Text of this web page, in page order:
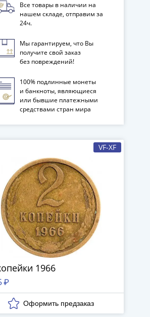
Все товары в наличии на
нашем складе, отправим за
24ч.
Мы гарантируем, что Вы
получите свой заказ
без повреждений!
100% подлинные монеты
и банкноты, являющиеся
или бывшие платежными
средствами стран мира
VF-XF
1966
₽